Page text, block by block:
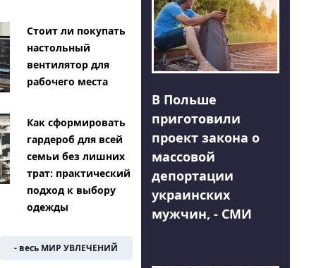
Стоит ли покупать
настольный
вентилятор для
рабочего места
Как сформировать
гардероб для всей
семьи без лишних
трат: практический
подход к выбору
одежды
- весь МИР УВЛЕЧЕНИЙ
В Польше
приготовили
проект закона о
массовой
депортации
украинских
мужчин, - СМИ